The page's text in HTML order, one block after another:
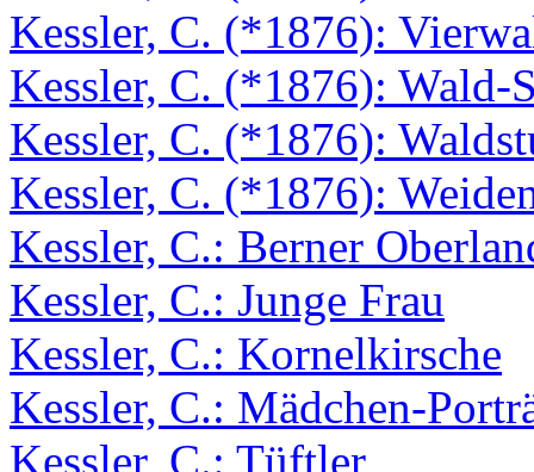
Kessler, C. (*1876):
Kessler, C. (*1876):
Kessler, C. (*1876):
Kessler, C. (*1876):
Kessler, C.: Berner
Kessler, C.: Junge Frau
Kessler, C.: Kornelkirsche
Kessler, C.: Mädchen-
Kessler, C.: Tüftler